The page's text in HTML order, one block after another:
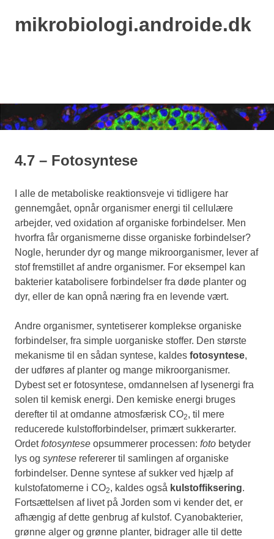
Skip
to
mikrobiologi.androide.dk
4.7 – Fotosyntese
I alle de metaboliske reaktionsveje vi tidligere har
gennemgået, opnår organismer energi til cellulære
arbejder, ved oxidation af organiske forbindelser. Men
hvorfra får organismerne disse organiske forbindelser?
Nogle, herunder dyr og mange mikroorganismer, lever af
stof fremstillet af andre organismer. For eksempel kan
bakterier katabolisere forbindelser fra døde planter og
dyr, eller de kan opnå næring fra en levende vært.
Andre organismer, syntetiserer komplekse organiske
forbindelser, fra simple uorganiske stoffer. Den største
mekanisme til en sådan syntese, kaldes fotosyntese,
der udføres af planter og mange mikroorganismer.
Dybest set er fotosyntese, omdannelsen af lysenergi fra
solen til kemisk energi. Den kemiske energi bruges
derefter til at omdanne atmosfærisk CO2, til mere
reducerede kulstofforbindelser, primært sukkerarter.
Ordetfotosyntese opsummerer processen: foto betyder
lys og syntese refererer til samlingen af organiske
forbindelser. Denne syntese af sukker ved hjælp af
kulstofatomerne i CO2, kaldes også kulstoffiksering.
Fortsættelsen af livet på Jorden som vi kender det, er
afhængig af dette genbrug af kulstof. Cyanobakterier,
grønne alger og grønne planter, bidrager alle til dette